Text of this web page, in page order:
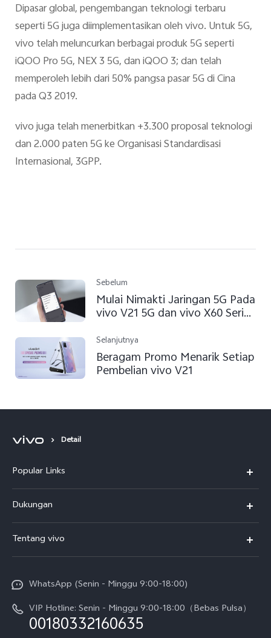
Dipasar global, pengembangan teknologi terbaru
seperti 5G juga diimplementasikan oleh vivo. Untuk 5G,
vivo telah meluncurkan berbagai produk 5G seperti
iQOO Pro 5G, NEX 3 5G, dan iQOO 3; dan telah
memperoleh lebih dari 50% pangsa pasar 5G di Cina
pada Q3 2019.
vivo juga telah menerbitkan +3.300 proposal teknologi
dan 2.000 paten 5G ke Organisasi Standardisasi
Internasional, 3GPP.
Sebelum
Mulai Nimakti Jaringan 5G Pada
vivo V21 5G dan vivo X60 Series
Selanjutnya
Beragam Promo Menarik Setiap
Pembelian vivo V21
Detail
Popular Links
T5
T5 Pro
V70
V70 FE
Dukungan
Service Center
Funtouch OS
Pembaruan Sistem
Harga Spare Part
Tentang vivo
Sejarah
Berita
WhatsApp (Senin - Minggu 9:00-18:00)
VIP Hotline: Senin - Minggu 9:00-18:00（Bebas Pulsa）
00180332160635